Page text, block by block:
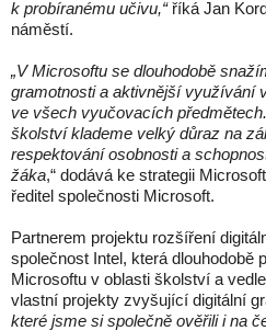
k probíranému učivu,“říká Jan
náměstí.
„V Microsoftu se dlouhodobě
gramotnosti a aktivnější využívání
ve všech vyučovacích
školství klademe velký důraz na
respektování osobnosti a
žáka,“ dodává ke strategii
ředitel společnosti Microsoft.
Partnerem projektu rozšíření
společnost Intel, která dlouhodobě
Microsoftu v oblasti školství a
vlastní projekty zvyšující digitální
které jsme si společně ověřili i na